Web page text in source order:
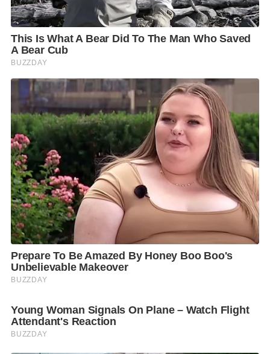
จำหน่ายทั่วประเทศ รวมถึงการนำขวดแก้วกลับมา
หมุนเวียนเพื่อใช้ซ้ำและรีไซเคิลถึง82%
โดยล่าสุด “ช้าง โคลด์ บรูว์” หนึ่งในผลิตภัณฑ์ที่ขายดี
และมีภาพลักษณ์พรีเมียมโดนใจกลุ่มลูกค้ารุ่นใหม่ ได้มี
การออกบรรจุภัณฑ์ใหม่ “ช้างโคลด์ บรูว์”Recyclable
Packที่ตอบโจทย์ในเรื่องของรูปลักษณ์ที่พรีเมียม ทันสมัย
และช่วยเพิ่มความสะดวกสบายให้กับลูกค้าด้วย และครั้งนี้
ยังมาพร้อมคอนเซ็ปต์เรื่องความยั่งยืนคือ บรรจุภัณฑ์
สามารถนำกลับมา
รีไซเคลิได้100%
โดยต้องการให้กลุ่ม
ลูกค้าใส่ใจและให้ความสำคัญกับการนำกลับมา“ใช้
ซ้ำ”และ“การทิ้งให้ถูกที่”อันเป็นหัวใจของการลดขยะ
อย่างยั่งยืนโดยทุกบรรจุภัณฑ์จะมีการวาง คิว อาร์ โค้ด
(QR Code)ที่ ช้าง ร่วมมือกับพันธมิตร ได้แก่ วน และ พรี
เชียสพลาสติก (Precious Plastic)พัฒนาเป็นเว็ป
ไซต์Bring Back Recycle
(http://www.bringbackrecycle.com
บรรจุภัณฑ์ที่ใช้แล้วมาทิ้งได้อย่างถูกที่ เพื่อที่จะนำไปสู่
การนำมารีไซเคิลได้อย่างถูกวิธี นอกจากนี้ยังเป็นการกร